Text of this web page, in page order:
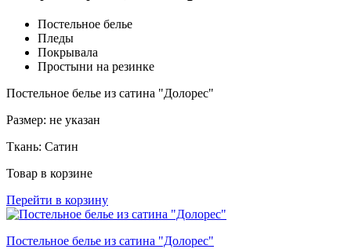
Постельное белье
Пледы
Покрывала
Простыни на резинке
Постельное белье из сатина "Долорес"
Размер: не указан
Ткань: Сатин
Товар в корзине
Перейти в корзину
Постельное белье из сатина "Долорес"